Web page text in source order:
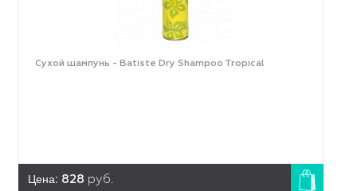
Сухой шампунь - Batiste Dry Shampoo Tropical
Цена: 828 руб.